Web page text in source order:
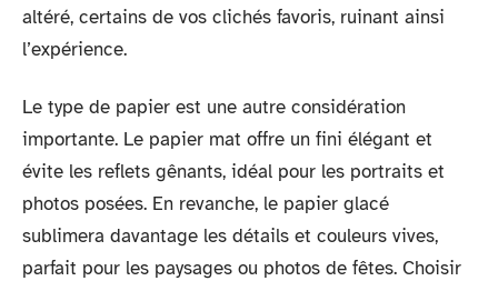
altéré, certains de vos clichés favoris, ruinant ainsi
l’expérience.
Le type de papier est une autre considération
importante. Le papier mat offre un fini élégant et
évite les reflets gênants, idéal pour les portraits et
photos posées. En revanche, le papier glacé
sublimera davantage les détails et couleurs vives,
parfait pour les paysages ou photos de fêtes. Choisir